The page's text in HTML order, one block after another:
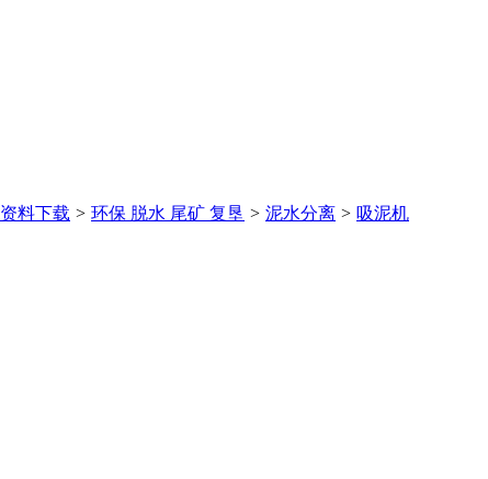
资料下载 > 环保 脱水 尾矿 复垦 > 泥水分离 > 吸泥机